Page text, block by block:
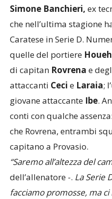
Simone Banchieri, ex
che nell’ultima stagione
Caratese in Serie D.
quelle del portiere
di capitan Rovrena e
attaccanti Ceci e Laraia;
giovane attaccante Ibe.
conti con qualche
che Rovrena, entrambi
capitano a Provasio.
“Saremo all’altezza del
dell’allenatore -. La Serie
facciamo promosse, ma